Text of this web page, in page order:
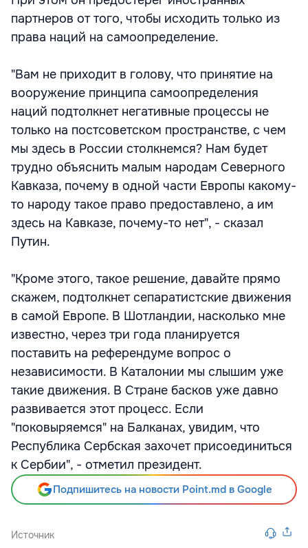
партнеров от того, чтобы исходить только из
права наций на самоопределение.
"Вам не приходит в голову, что принятие на
вооружение принципа самоопределения
наций подтолкнет негативные процессы не
только на постсоветском пространстве, с чем
мы здесь в России столкнемся? Нам будет
трудно объяснить малым народам Северного
Кавказа, почему в одной части Европы какому-
то народу такое право предоставлено, а им
здесь на Кавказе, почему-то нет", - сказал
Путин.
"Кроме этого, такое решение, давайте прямо
скажем, подтолкнет сепаратистские движения
в самой Европе. В Шотландии, насколько мне
известно, через три года планируется
поставить на референдуме вопрос о
независимости. В Каталонии мы слышим уже
такие движения. В Стране басков уже давно
развивается этот процесс. Если
"поковыряемся" на Балканах, увидим, что
Республика Сербская захочет присоединиться
к Сербии", - отметил президент.
Подпишитесь на новости Point.md в Google
Источник